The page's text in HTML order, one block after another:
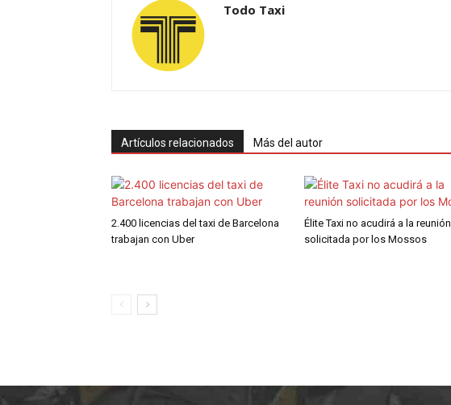
Todo Taxi
Artículos relacionados Más del autor
2.400 licencias del taxi de Barcelona
trabajan con Uber
Élite Taxi no acudirá a la reunión
solicitada por los Mossos